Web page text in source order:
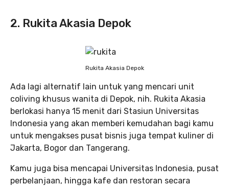
2. Rukita Akasia Depok
Rukita Akasia Depok
Ada lagi alternatif lain untuk yang mencari unit
coliving khusus wanita di Depok, nih. Rukita Akasia
berlokasi hanya 15 menit dari Stasiun Universitas
Indonesia yang akan memberi kemudahan bagi kamu
untuk mengakses pusat bisnis juga tempat kuliner di
Jakarta, Bogor dan Tangerang.
Kamu juga bisa mencapai Universitas Indonesia, pusat
perbelanjaan, hingga kafe dan restoran secara